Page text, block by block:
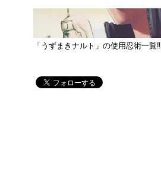
「うずまきナルト」の使用忍術一覧‼